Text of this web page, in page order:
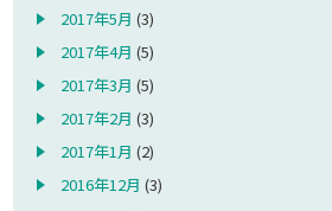
2017年5月 (3)
2017年4月 (5)
2017年3月 (5)
2017年2月 (3)
2017年1月 (2)
2016年12月 (3)